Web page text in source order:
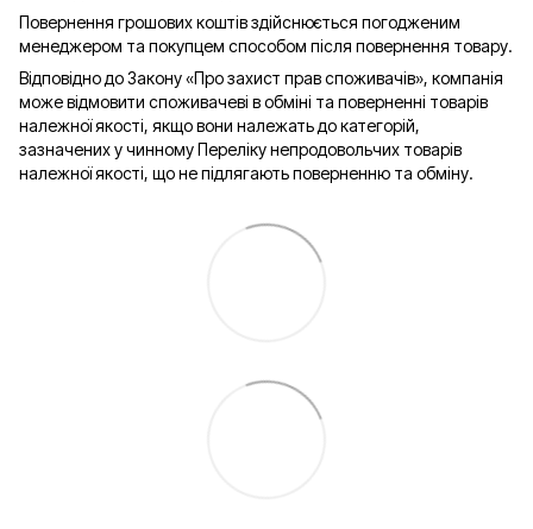
Повернення грошових коштів здійснюється погодженим
менеджером та покупцем способом після повернення товару.
Відповідно до Закону «Про захист прав споживачів», компанія
може відмовити споживачеві в обміні та поверненні товарів
належної якості, якщо вони належать до категорій,
зазначених у чинному Переліку непродовольчих товарів
належної якості, що не підлягають поверненню та обміну.